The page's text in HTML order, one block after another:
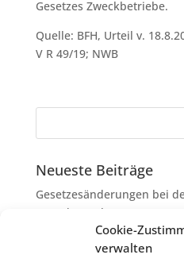
Cookie-
verwalten
Gesetzes Zweckbetriebe.
Quelle: BFH, Urteil v.
V R 49/19; NWB
Neueste Beiträge
Gesetzesänderungen bei
Grunderwerbsteuer
Erbschaftsteuer:
Erbauseinandersetzung als